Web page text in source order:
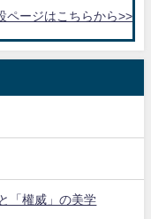
ページはこちらから>>
「權威」の美学